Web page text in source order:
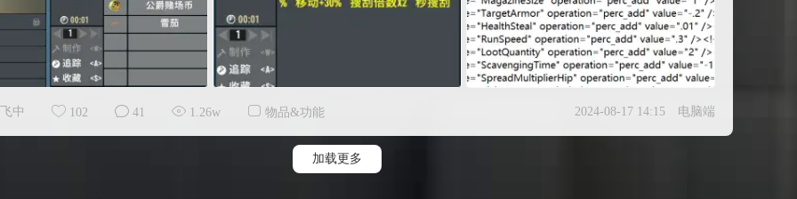
中 102 41 1.26w 物品&功能 2024-08-17 14:15 电脑端
加载更多